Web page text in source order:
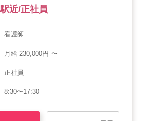
近/正社員
看護師
月給 230,000円 〜
正社員
8:30〜17:30